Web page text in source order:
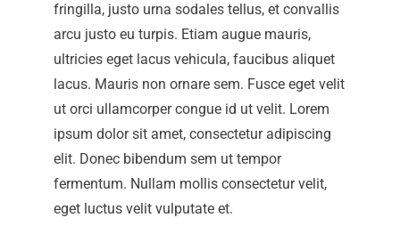
fringilla, justo urna sodales tellus, et convallis
arcu justo eu turpis. Etiam augue mauris,
ultricies eget lacus vehicula, faucibus aliquet
lacus. Mauris non ornare sem. Fusce eget velit
ut orci ullamcorper congue id ut velit. Lorem
ipsum dolor sit amet, consectetur adipiscing
elit. Donec bibendum sem ut tempor
fermentum. Nullam mollis consectetur velit,
eget luctus velit vulputate et.